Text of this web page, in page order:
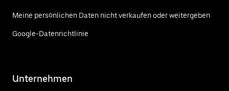
Meine persönlichen Daten nicht verkaufen oder weitergeben
Google-Datenrichtlinie
Unternehmen